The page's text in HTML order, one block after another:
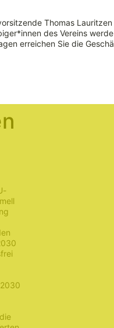
Thomas Lauritzen
des Vereins
erreichen Sie die